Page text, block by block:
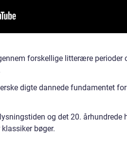
forskellige litterære perioder
digte dannede fundamentet
og det 20. århundrede
bøger.